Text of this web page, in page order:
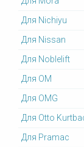
Для Nichiyu
Для Nissan
Для Noblelift
Для OM
Для OMG
Для Otto
Для Pramac